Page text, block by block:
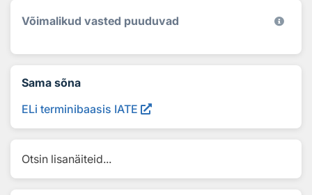
Võimalikud vasted puuduvad
Sama sõna
ELi terminibaasis IATE
Otsin lisanäiteid...